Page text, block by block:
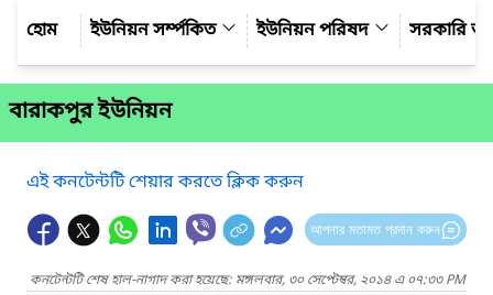
ইউনিয়ন সর্ম্পকিত
ইউনিয়ন পরিষদ সরকারি
বারাকপুর ইউনিয়ন
এই কনটেন্টটি শেয়ার করতে ক্লিক করুন
আপনার মতামত প্রদান করুন
কনটেন্টটি শেষ হাল-নাগাদ করা হয়েছে: মঙ্গলবার, ৩০ সেপ্টেম্বর, ২০১৪ এ ০৭:৩৩ PM